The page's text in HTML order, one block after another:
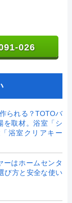
026
られる？TOTOバ
を取材。浴室「シ
浴室クリアキー
ーはホームセンタ
び方と安全な使い